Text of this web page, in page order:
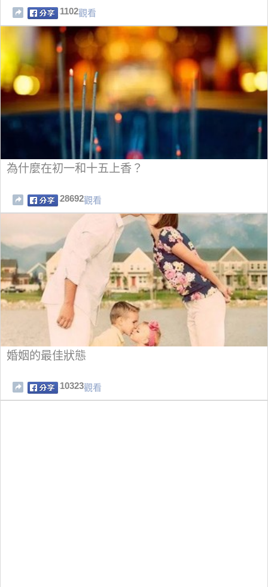
1102觀看
為什麼在初一和十五上香？
28692觀看
婚姻的最佳狀態
10323觀看